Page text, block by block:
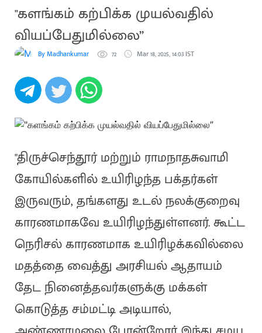
"களங்கம் கற்பிக்க முயல்வதில்
வியப்பேதுமில்லை”
By Madhankumar 72 Mar 18, 2025, 14:03 IST
"திருச்செந்தூர் மற்றும் ராமநாதசுவாமி
கோயில்களில் உயிரிழந்த பக்தர்கள்
இருவரும், தங்களது உடல் நலக்குறைவு
காரணமாகவே உயிரிழந்துள்ளனர். கூட்ட
நெரிசல் காரணமாக உயிரிழக்கவில்லை
மதத்தை வைத்து அரசியல் ஆதாயம்
தேட நினைத்தவர்களுக்கு மக்கள்
கொடுத்த சம்மட்டி அடியால்,